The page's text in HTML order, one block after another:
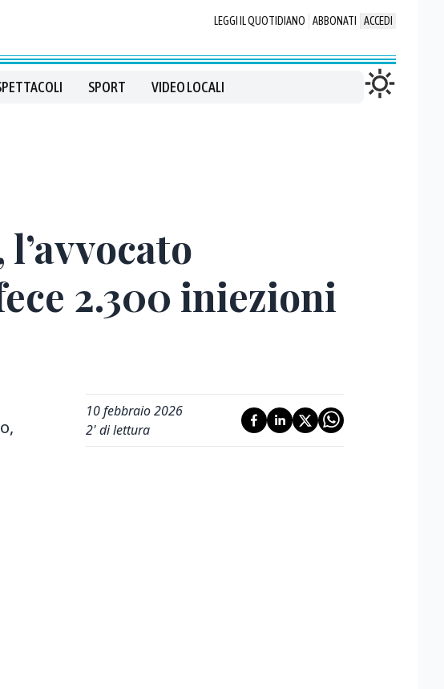
LEGGI IL QUOTIDIANO ABBONATI ACCEDI
SPORT VIDEO LOCALI
2.300 iniezioni
10 febbraio 2026
2' di lettura